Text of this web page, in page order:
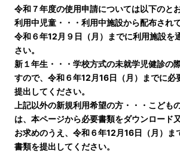
令和７年度の使用申請については以下のとお
利用中児童・・・利用中施設から配布され
令和６年12月９日（月）までに利用施設を
さい。
新１年生・・・学校方式の未就学児健診の
すので、令和６年12月16日（月）までに必
提出してください。
上記以外の新規利用希望の方・・・こども
は、本ページから必要書類をダウンロード
お求めのうえ、令和６年12月16日（月）ま
書類を提出してください。